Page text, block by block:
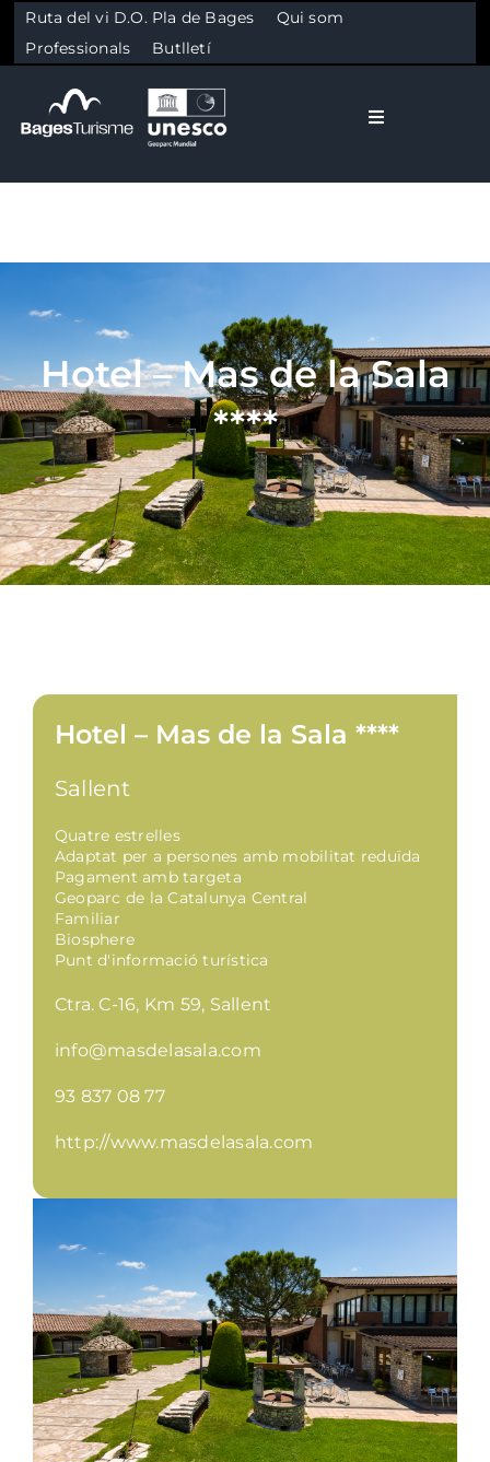
Ruta del vi D.O. Pla de Bages
Qui som
Professionals
Butlletí
Toggle
Cultura
Gastronomia
Planifica
Hotel – Mas de la Sala
****
Hotel – Mas de la Sala ****
Sallent
Quatre estrelles
Adaptat per a persones amb mobilitat reduïda
Pagament amb targeta
Geoparc de la Catalunya Central
Familiar
Biosphere
Punt d'informació turística
Ctra. C-16, Km 59, Sallent
info@masdelasala.com
93 837 08 77
http://www.masdelasala.com